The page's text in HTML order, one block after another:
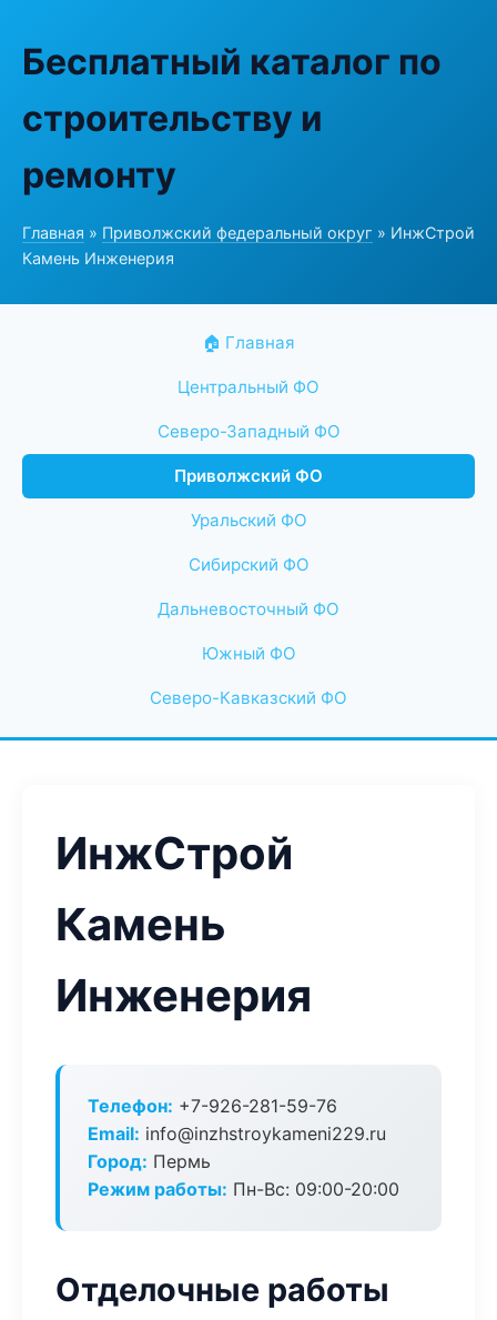
Бесплатный каталог по
строительству и
ремонту
Главная » Приволжский федеральный округ » ИнжСтрой
Камень Инженерия
🏠 Главная
Центральный ФО
Северо-Западный ФО
Приволжский ФО
Уральский ФО
Сибирский ФО
Дальневосточный ФО
Южный ФО
Северо-Кавказский ФО
ИнжСтрой
Камень
Инженерия
Телефон: +7-926-281-59-76
Email: info@inzhstroykameni229.ru
Город: Пермь
Режим работы: Пн-Вс: 09:00-20:00
Отделочные работы